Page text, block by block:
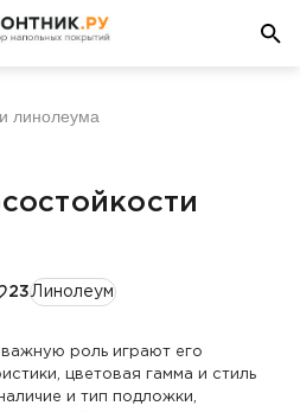
линолеума
23Линолеум
роль играют его
цветовая гамма и стиль
и тип подложки,